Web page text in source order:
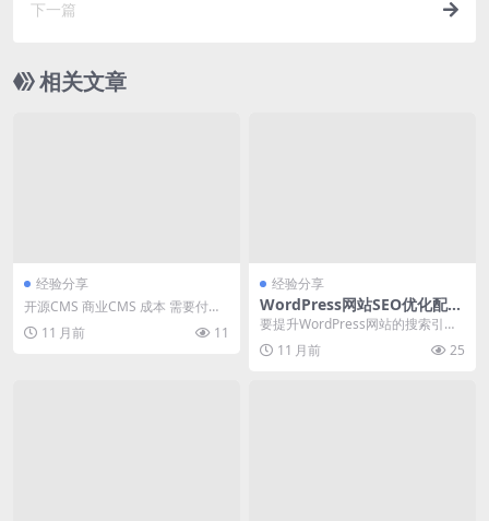
程序小程序商店优化引流
下一篇
相关文章
经验分享
开源CMS 商业CMS 成本 需要付费
购买许可证或订阅服务 源代码访问
通常不公...
11 月前 11
经验分享
WordPress网站SEO优化配置
与实现
要提升WordPress网站的搜索引擎
排名，需要从基础配置和高级优化
两方面入手。...
11 月前 25